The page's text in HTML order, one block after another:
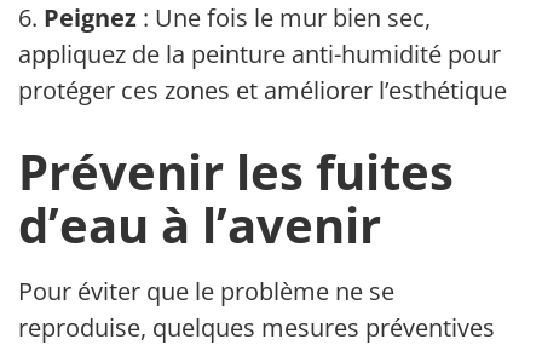
6. Peignez : Une fois le mur bien sec,
appliquez de la peinture anti-humidité pour
protéger ces zones et améliorer l’esthétique.
Prévenir les fuites
d’eau à l’avenir
Pour éviter que le problème ne se
reproduise, quelques mesures préventives